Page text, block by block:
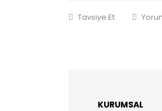
Tavsiye Et
KURUMSAL